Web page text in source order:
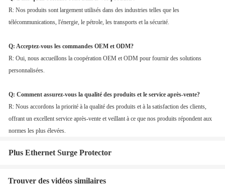
R: Nos produits sont largement utilisés dans des industries telles que les
télécommunications, l'énergie, le pétrole, les transports et la sécurité.
Q: Acceptez-vous les commandes OEM et ODM?
R: Oui, nous accueillons la coopération OEM et ODM pour fournir des solutions
personnalisées.
Q: Comment assurez-vous la qualité des produits et le service après-vente?
R: Nous accordons la priorité à la qualité des produits et à la satisfaction des clients,
offrant un excellent service après-vente et veillant à ce que nos produits répondent aux
normes les plus élevées.
Plus Ethernet Surge Protector
Trouver des vidéos similaires